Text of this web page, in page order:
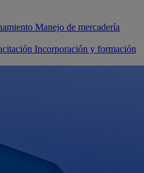
Manejo de mercadería
Incorporación y formación